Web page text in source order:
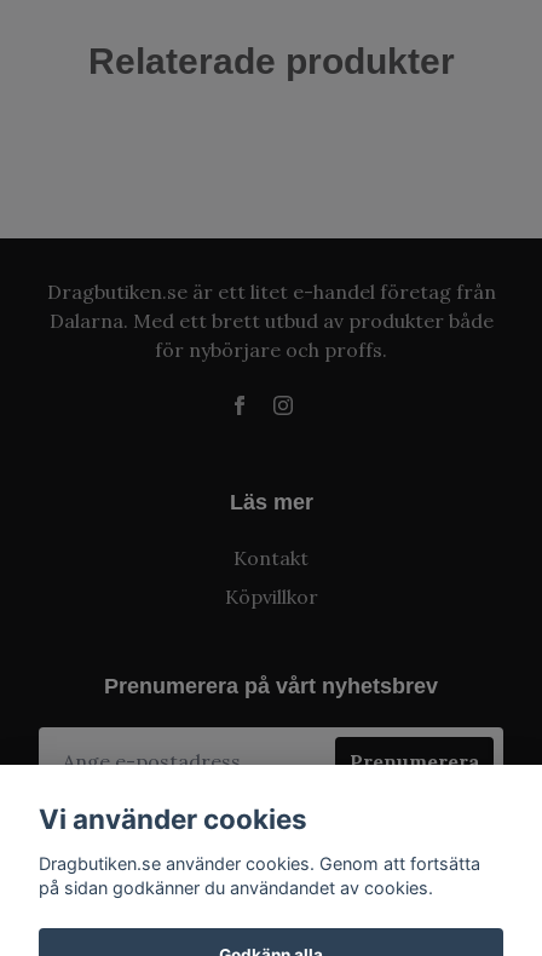
Relaterade produkter
Dragbutiken.se är ett litet e-handel företag från
Dalarna. Med ett brett utbud av produkter både
för nybörjare och proffs.
Läs mer
Kontakt
Köpvillkor
Prenumerera på vårt nyhetsbrev
Prenumerera
Vi använder cookies
Dragbutiken.se använder cookies. Genom att fortsätta
på sidan godkänner du användandet av cookies.